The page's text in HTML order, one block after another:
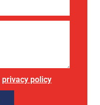
privacy policy